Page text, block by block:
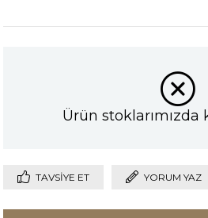
Ürün stoklarımızda
TAVSIYE ET YORUM YAZ